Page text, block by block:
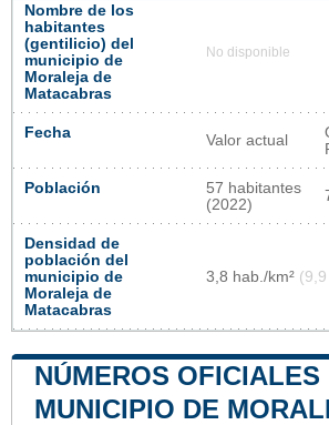
Nombre de los
habitantes
(gentilicio) del
municipio de
Moraleja de
Matacabras
No disponible
Fecha Valor actual
Población
57 habitantes
(2022)
Densidad de
población del
municipio de
Moraleja de
Matacabras
3,8 hab./km²
NÚMEROS OFICIALES
MUNICIPIO DE